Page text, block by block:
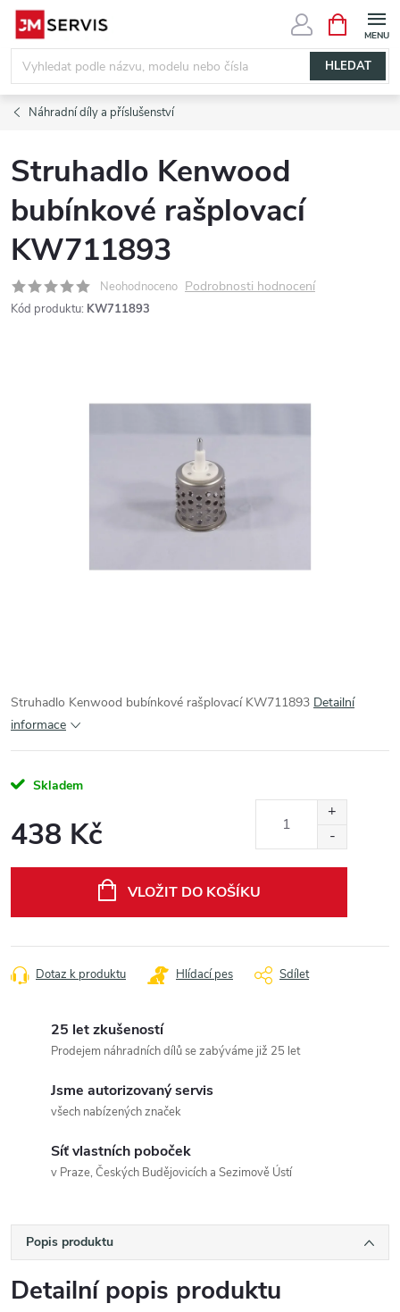
Přejít
obsah
HLEDAT
NÁKUPNÍ
KOŠÍK
Náhradní díly a příslušenství
Struhadlo Kenwood
bubínkové rašplovací
KW711893
Neohodnoceno Podrobnosti hodnocení
Kód produktu: KW711893
Struhadlo Kenwood bubínkové rašplovací KW711893 Detailní
informace
Skladem
438 Kč
VLOŽIT DO KOŠÍKU
Dotaz k produktu Hlídací pes Sdílet
25 let zkušeností
Prodejem náhradních dílů se zabýváme již 25 let
Jsme autorizovaný servis
všech nabízených značek
Síť vlastních poboček
v Praze, Českých Budějovicích a Sezimově Ústí
Popis produktu
Detailní popis produktu